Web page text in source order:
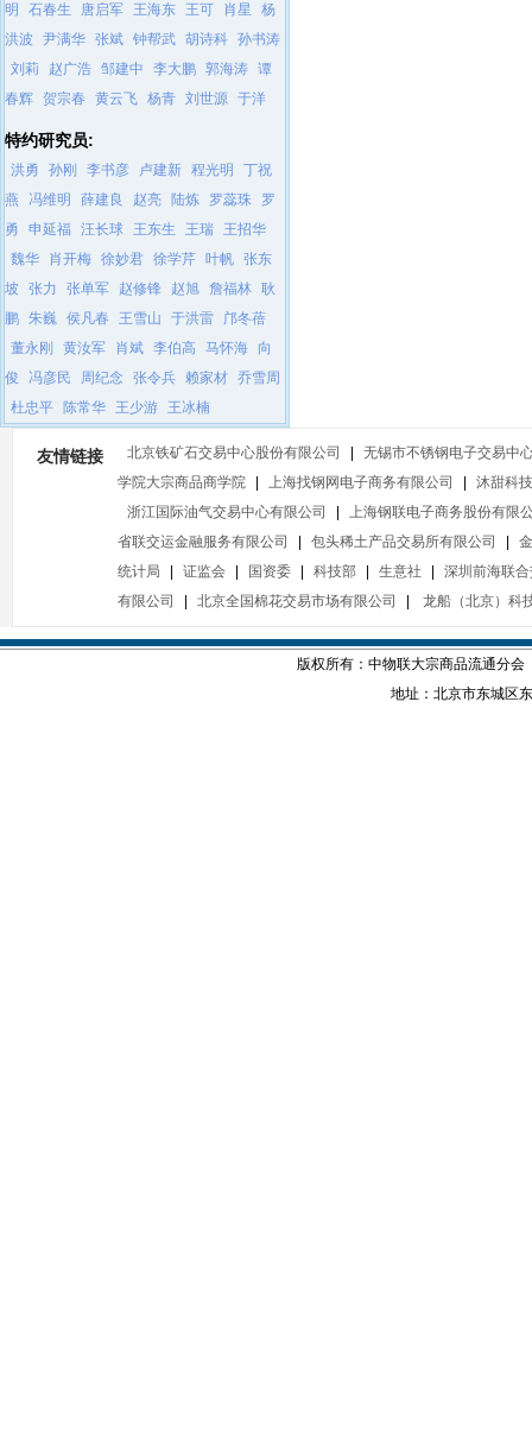
明
石春生 唐启军 王海东 王可 肖星
杨
洪波
尹满华 张斌 钟帮武 胡诗科 孙书涛
刘莉
赵广浩 邹建中 李大鹏 郭海涛 谭
春辉 贺宗春 黄云飞 杨青 刘世源 于洋
特约研究员:
洪勇 孙刚 李书彦 卢建新 程光明
丁祝
燕
冯维明 薛建良 赵亮 陆炼 罗蕊珠
罗
勇
申延福 汪长球 王东生 王瑞
王招华
魏华
肖开梅 徐妙君 徐学芹 叶帆 张东
坡
张力 张单军 赵修锋 赵旭 詹福林 耿
鹏 朱巍 侯凡春 王雪山 于洪雷
邝冬蓓
董永刚
黄汝军 肖斌 李伯高 马怀海
向
俊
冯彦民 周纪念 张令兵 赖家材 乔雪周
杜忠平
陈常华 王少游 王冰楠
友情链接 北京铁矿石交易中心股份有限公司
无锡市不锈钢电子交易中
学院大宗商品商学院
上海找钢网电子商务有限公司
沐甜科技
浙江国际油气交易中心有限公司
上海钢联电子商务股份有限
省联交运金融服务有限公司
包头稀土产品交易所有限公司
统计局
证监会 国资委 科技部 生意社
深圳前海联
有限公司
北京全国棉花交易市场有限公司 龙船（北京）科
版权所有：中物联大宗商品流通分
地址：北京市东城区